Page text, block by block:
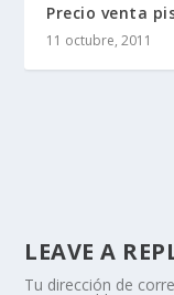
Precio venta
11 octubre, 2011
LEAVE A
Tu dirección de